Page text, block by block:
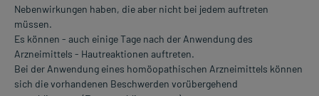
Nebenwirkungen haben, die aber nicht bei jedem auftreten
müssen.
Es können - auch einige Tage nach der Anwendung des
Arzneimittels - Hautreaktionen auftreten.
Bei der Anwendung eines homöopathischen Arzneimittels können
sich die vorhandenen Beschwerden vorübergehend